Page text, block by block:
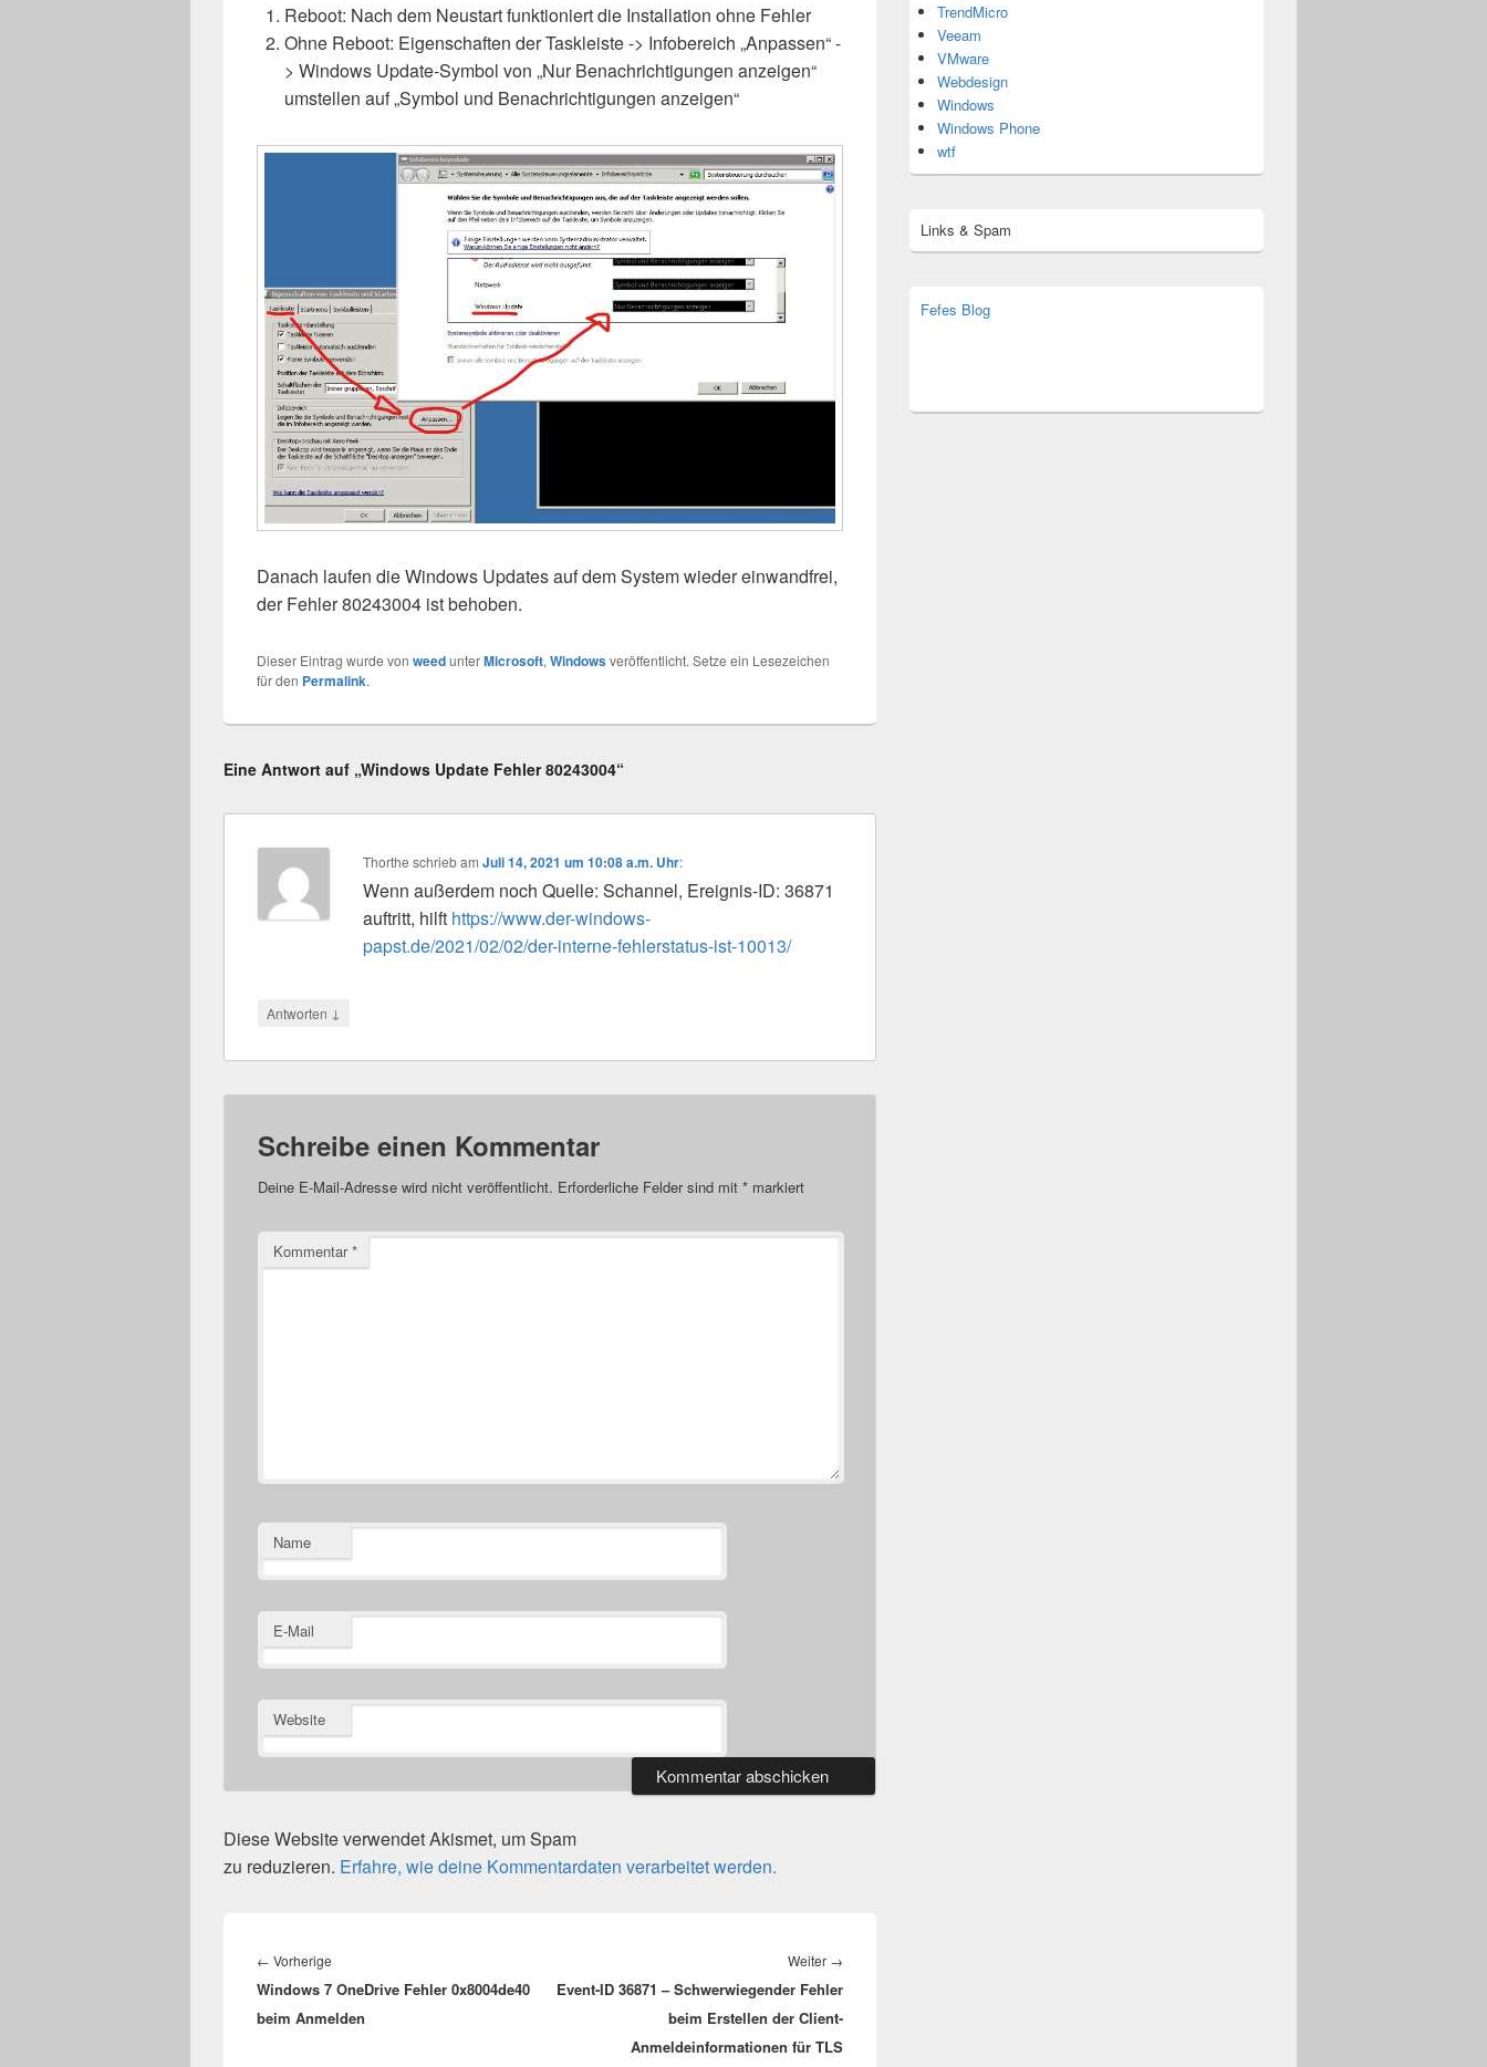
Reboot: Nach dem Neustart funktioniert die Installation ohne Fehler
Ohne Reboot: Eigenschaften der Taskleiste -> Infobereich „Anpassen“ -
> Windows Update-Symbol von „Nur Benachrichtigungen anzeigen“
umstellen auf „Symbol und Benachrichtigungen anzeigen“
Danach laufen die Windows Updates auf dem System wieder einwandfrei,
der Fehler 80243004 ist behoben.
Dieser Eintrag wurde von weedunterMicrosoft, Windowsveröffentlicht. Setze ein Lesezeichen
für den Permalink.
Eine Antwort auf „Windows Update Fehler 80243004“
Thorthe schriebamJuli 14, 2021 um 10:08 a.m. Uhr:
Wenn außerdem noch Quelle: Schannel, Ereignis-ID: 36871
auftritt, hilft https://www.der-windows-
papst.de/2021/02/02/der-interne-fehlerstatus-ist-10013/
Antworten ↓
Schreibe einen Kommentar
Deine E-Mail-Adresse wird nicht veröffentlicht. Erforderliche Felder sind mit * markiert
Kommentar*
Name
E-Mail
Website
Diese Website verwendet Akismet, um Spam
zu reduzieren. Erfahre, wie deine Kommentardaten verarbeitet werden.
← Vorherige
Beitrag:
Windows 7 OneDrive Fehler 0x8004de40
beim Anmelden
Weiter →
Beitrag:
Event-ID 36871 – Schwerwiegender Fehler
beim Erstellen der Client-
Anmeldeinformationen für TLS
TrendMicro
Veeam
VMware
Webdesign
Windows
Windows Phone
wtf
Links & Spam
Fefes Blog